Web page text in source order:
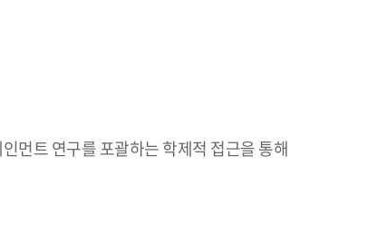
먼트 연구를 포괄하는 학제적 접근을 통해